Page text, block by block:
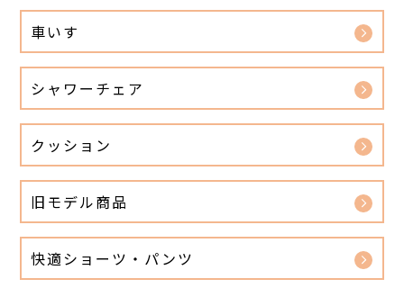
車いす
シャワーチェア
クッション
旧モデル商品
快適ショーツ・パンツ